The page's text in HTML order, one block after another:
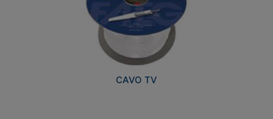
CAVO TV